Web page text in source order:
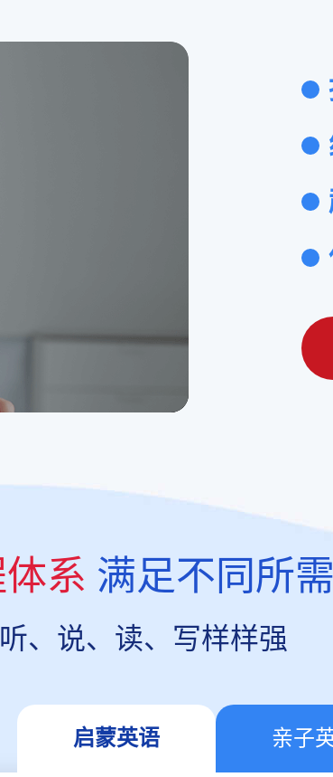
系 满足不同所需
、说、读、写样样强
启蒙英语 亲子